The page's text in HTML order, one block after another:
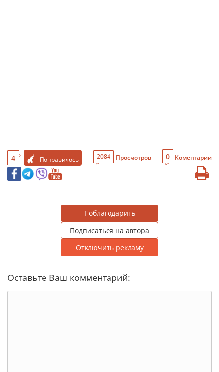
4 Понравилось 2084 Просмотров 0 Коментарии
Поблагодарить
Подписаться на автора
Отключить рекламу
Оставьте Ваш комментарий: